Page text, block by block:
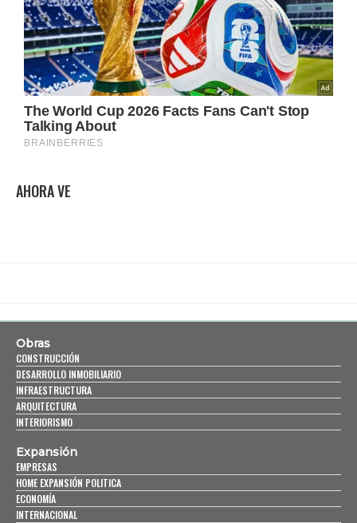
AHORA VE
Obras
CONSTRUCCIÓN
DESARROLLO INMOBILIARIO
INFRAESTRUCTURA
ARQUITECTURA
INTERIORISMO
Expansión
EMPRESAS
HOME EXPANSIÓN POLITICA
ECONOMÍA
INTERNACIONAL